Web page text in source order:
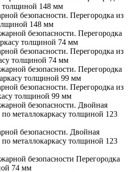
безопасности. Перегородка из
148 мм
безопасности. Перегородка из
толщиной 74 мм
безопасности. Перегородка из
толщиной 99 мм
безопасности. Двойная
металлокаркасу толщиной 123